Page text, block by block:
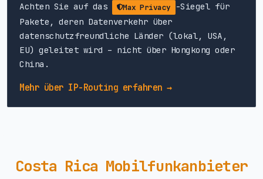
Achten Sie auf das
Max Privacy
-Siegel für
Pakete, deren Datenverkehr über
datenschutzfreundliche Länder (lokal, USA,
EU) geleitet wird – nicht über Hongkong oder
China.
Mehr über IP-Routing erfahren →
Costa Rica Mobilfunkanbieter